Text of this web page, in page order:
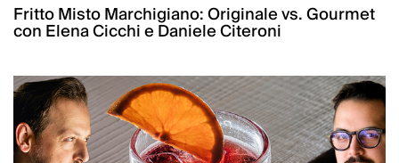
Fritto Misto Marchigiano: Originale vs. Gourmet
con Elena Cicchi e Daniele Citeroni